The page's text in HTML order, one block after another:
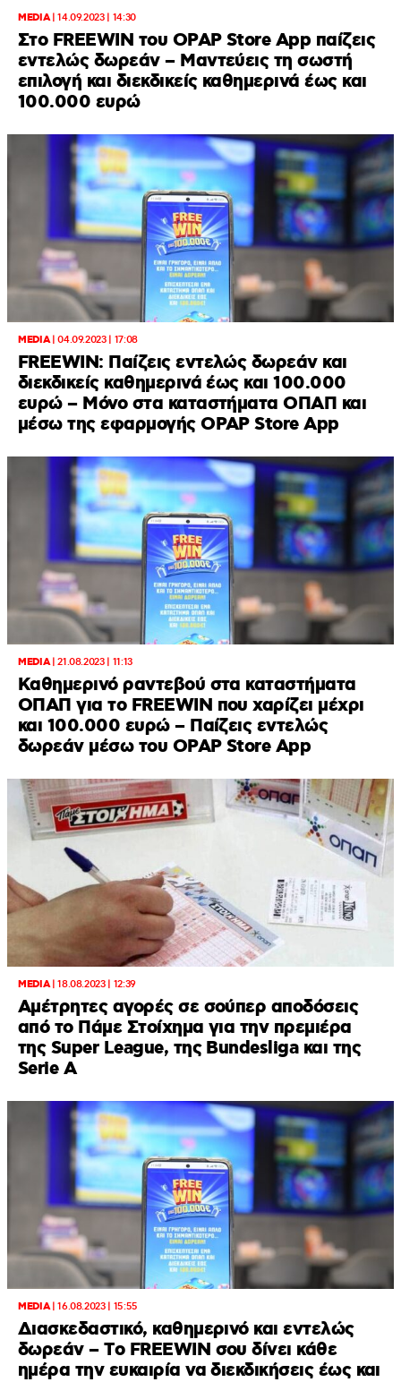
MEDIA|14.09.2023 | 14:30
Στο FREEWIN του OPAP Store App παίζεις
εντελώς δωρεάν – Μαντεύεις τη σωστή
επιλογή και διεκδικείς καθημερινά έως και
100.000 ευρώ
MEDIA|04.09.2023 | 17:08
FREEWIN: Παίζεις εντελώς δωρεάν και
διεκδικείς καθημερινά έως και 100.000
ευρώ – Μόνο στα καταστήματα ΟΠΑΠ και
μέσω της εφαρμογής OPAP Store App
MEDIA|21.08.2023 | 11:13
Καθημερινό ραντεβού στα καταστήματα
ΟΠΑΠ για το FREEWIN που χαρίζει μέχρι
και 100.000 ευρώ – Παίζεις εντελώς
δωρεάν μέσω του OPAP Store App
MEDIA|18.08.2023 | 12:39
Αμέτρητες αγορές σε σούπερ αποδόσεις
από το Πάμε Στοίχημα για την πρεμιέρα
της Super League, της Bundesliga και της
Serie A
MEDIA|16.08.2023 | 15:55
Διασκεδαστικό, καθημερινό και εντελώς
δωρεάν – Tο FREEWIN σου δίνει κάθε
ημέρα την ευκαιρία να διεκδικήσεις έως και